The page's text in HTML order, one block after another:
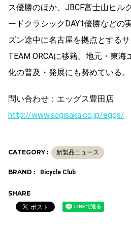
ス優勝のほか、JBCF富士山ヒル
ードクラシックDAY1優勝などの
ズン途中に名古屋を拠点とする
TEAM ORCAに移籍。地元・東
化の普及・発展にも努めている。
問い合わせ：エッグス豊田店
http://www.sagisaka.co.jp/eggs/
CATEGORY : 新製品ニュース
BRAND : Bicycle Club
SHARE